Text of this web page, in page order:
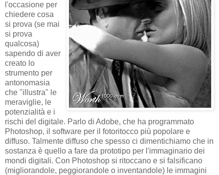
l'occasione per
chiedere cosa
si prova (se mai
si prova
qualcosa)
sapendo di aver
creato lo
strumento per
antonomasia
che "illustra" le
meraviglie, le
potenzialità e i
rischi del digitale. Parlo di Adobe, che ha programmato
Photoshop, il software per il fotoritocco più popolare e
diffuso. Talmente diffuso che spesso ci dimentichiamo che in
sostanza è quello a fare da prototipo per l'immaginario dei
mondi digitali. Con Photoshop si ritoccano e si falsificano
(migliorandole, peggiorandole o inventandole) le immagini